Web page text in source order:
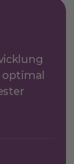
optimal